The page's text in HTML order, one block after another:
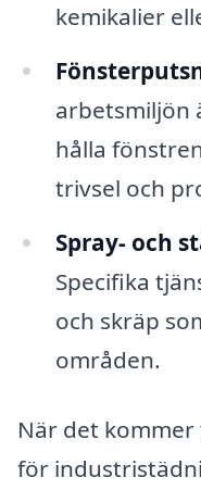
kemikalier
arbetsmiljön
hålla
trivsel och
Spray- och
Specifika
och skräp
områden.
När det
för